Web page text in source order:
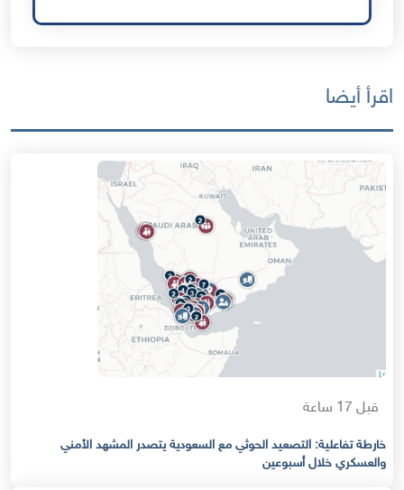
اقرأ أيضا
قبل 17 ساعة
خارطة تفاعلية: التصعيد الحوثي مع السعودية يتصدر المشهد الأمني
والعسكري خلال أسبوعين